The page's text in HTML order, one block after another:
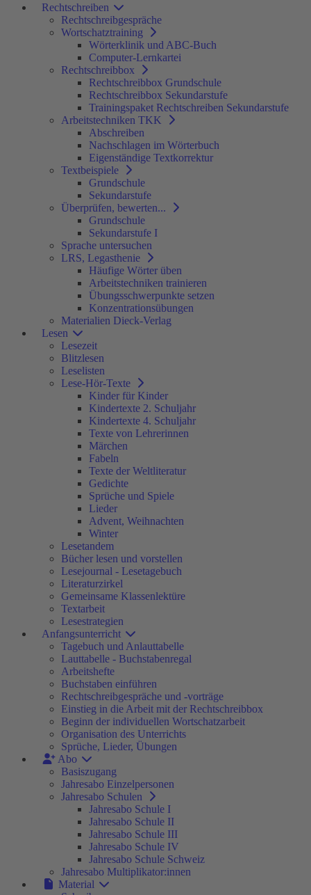
Rechtschreiben
Rechtschreibgespräche
Wortschatztraining
Wörterklinik und ABC-Buch
Computer-Lernkartei
Rechtschreibbox
Rechtschreibbox Grundschule
Rechtschreibbox Sekundarstufe
Trainingspaket Rechtschreiben Sekundarstufe
Arbeitstechniken TKK
Abschreiben
Nachschlagen im Wörterbuch
Eigenständige Textkorrektur
Textbeispiele
Grundschule
Sekundarstufe
Überprüfen, bewerten...
Grundschule
Sekundarstufe I
Sprache untersuchen
LRS, Legasthenie
Häufige Wörter üben
Arbeitstechniken trainieren
Übungsschwerpunkte setzen
Konzentrationsübungen
Materialien Dieck-Verlag
Lesen
Lesezeit
Blitzlesen
Leselisten
Lese-Hör-Texte
Kinder für Kinder
Kindertexte 2. Schuljahr
Kindertexte 4. Schuljahr
Texte von Lehrerinnen
Märchen
Fabeln
Texte der Weltliteratur
Gedichte
Sprüche und Spiele
Lieder
Advent, Weihnachten
Winter
Lesetandem
Bücher lesen und vorstellen
Lesejournal - Lesetagebuch
Literaturzirkel
Gemeinsame Klassenlektüre
Textarbeit
Lesestrategien
Anfangsunterricht
Tagebuch und Anlauttabelle
Lauttabelle - Buchstabenregal
Arbeitshefte
Buchstaben einführen
Rechtschreibgespräche und -vorträge
Einstieg in die Arbeit mit der Rechtschreibbox
Beginn der individuellen Wortschatzarbeit
Organisation des Unterrichts
Sprüche, Lieder, Übungen
Abo
Basiszugang
Jahresabo Einzelpersonen
Jahresabo Schulen
Jahresabo Schule I
Jahresabo Schule II
Jahresabo Schule III
Jahresabo Schule IV
Jahresabo Schule Schweiz
Jahresabo Multiplikator:innen
Material